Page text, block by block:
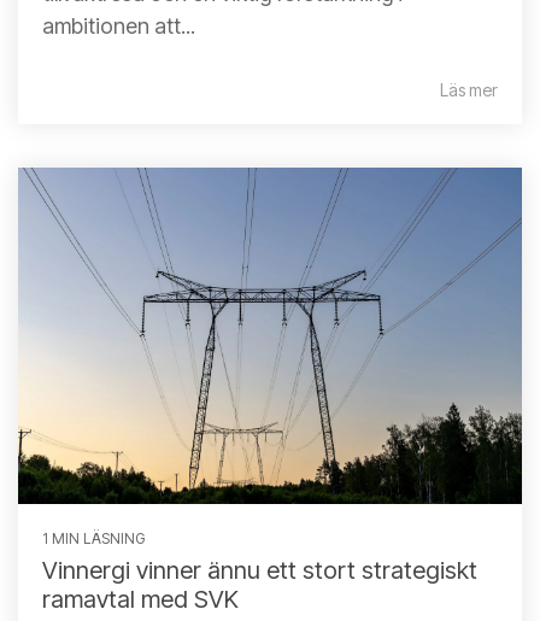
ambitionen att...
Läs mer
1 MIN LÄSNING
Vinnergi vinner ännu ett stort strategiskt
ramavtal med SVK